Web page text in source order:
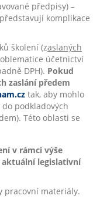
předpisy) –
komplikace
školení (zaslaných
účetnictví
DPH). Pokud
zaslání předem
tak, aby mohlo
podkladových
Této oblasti se
v rámci výše
legislativní
pracovní materiály.